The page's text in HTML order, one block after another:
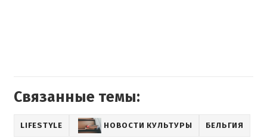
Связанные темы:
LIFESTYLE НОВОСТИ КУЛЬТУРЫ БЕЛЬГИЯ